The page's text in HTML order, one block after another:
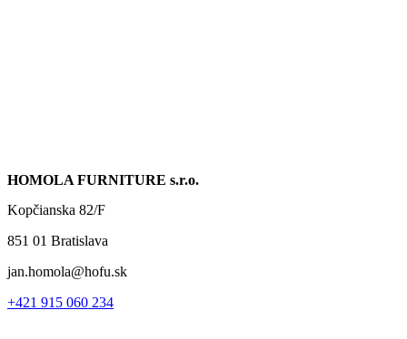
HOMOLA FURNITURE s.r.o.
Kopčianska 82/F
851 01 Bratislava
jan.homola@hofu.sk
+421 915 060 234